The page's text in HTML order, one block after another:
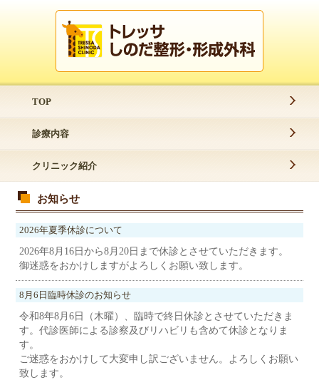
TOP
診療内容
クリニック紹介
お知らせ
2026年夏季休診について
2026年8月16日から8月20日まで休診とさせていただきます。
御迷惑をおかけしますがよろしくお願い致します。
8月6日臨時休診のお知らせ
令和8年8月6日（木曜）、臨時で終日休診とさせていただきま
す。代診医師による診察及びリハビリも含めて休診となりま
す。
ご迷惑をおかけして大変申し訳ございません。よろしくお願い
致します。